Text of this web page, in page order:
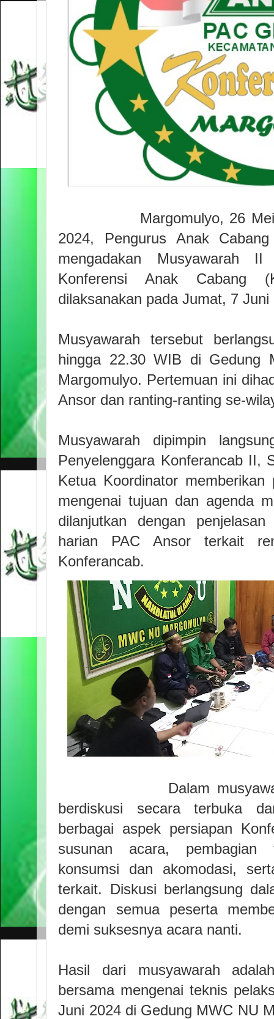
Margomulyo, 26
2024, Pengurus Anak
mengadakan Musyawarah
Konferensi Anak Cabang
dilaksanakan pada Jumat, 7 Juni
Musyawarah tersebut
hingga 22.30 WIB di Gedung
Margomulyo. Pertemuan ini
Ansor dan ranting-ranting se-
Musyawarah dipimpin
Penyelenggara Konferancab II,
Ketua Koordinator
mengenai tujuan dan agenda
dilanjutkan dengan
harian PAC Ansor terkait
Konferancab.
Dalam
berdiskusi secara terbuka
berbagai aspek persiapan
susunan acara, pembagian
konsumsi dan akomodasi,
terkait. Diskusi berlangsung
dengan semua peserta
demi suksesnya acara nanti.
Hasil dari musyawarah
bersama mengenai teknis
Juni 2024 di Gedung MWC NU